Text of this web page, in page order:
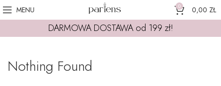
MENU 0 0,00 ZŁ
DARMOWA DOSTAWA od 199 zł!
Nothing Found